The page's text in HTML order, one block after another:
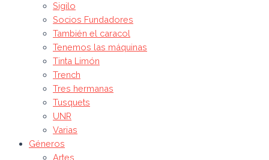
Sigilo
Socios Fundadores
También el caracol
Tenemos las máquinas
Tinta Limón
Trench
Tres hermanas
Tusquets
UNR
Varias
Géneros
Artes